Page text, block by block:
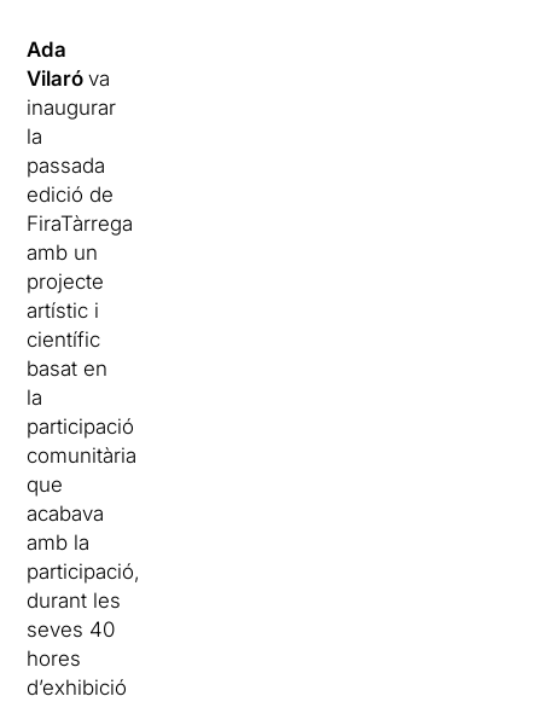
Ada
Vilaróva
inaugurar
la
passada
edició de
FiraTàrrega
amb un
projecte
artístic i
científic
basat en
la
participació
comunitària
que
acabava
amb la
participació,
durant les
seves 40
hores
d’exhibició